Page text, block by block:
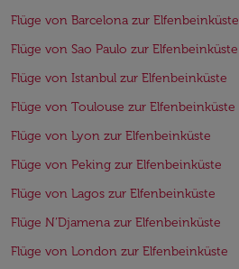
Flüge von Barcelona zur Elfenbeinküste
Flüge von Sao Paulo zur Elfenbeinküste
Flüge von Istanbul zur Elfenbeinküste
Flüge von Toulouse zur Elfenbeinküste
Flüge von Lyon zur Elfenbeinküste
Flüge von Peking zur Elfenbeinküste
Flüge von Lagos zur Elfenbeinküste
Flüge N’Djamena zur Elfenbeinküste
Flüge von London zur Elfenbeinküste